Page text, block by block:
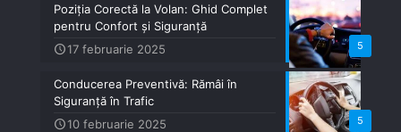
5
Poziția Corectă la Volan: Ghid Complet
pentru Confort și Siguranță
17 februarie 2025
5
Conducerea Preventivă: Rămâi în
Siguranță în Trafic
10 februarie 2025